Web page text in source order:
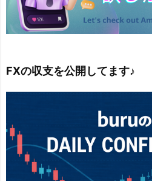
FXの収支を公開してます♪